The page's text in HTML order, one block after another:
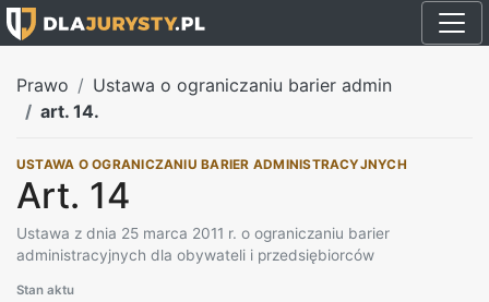
Prawo
Ustawa o ograniczaniu barier admin
art. 14.
USTAWA O OGRANICZANIU BARIER ADMINISTRACYJNYCH
Art. 14
Ustawa z dnia 25 marca 2011 r. o ograniczaniu barier
administracyjnych dla obywateli i przedsiębiorców
Stan aktu